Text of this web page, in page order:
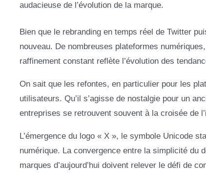
audacieuse de l’évolution de la marque.
Bien que le rebranding en temps réel de Twitter
nouveau. De nombreuses plateformes
raffinement constant reflète l’évolution des
On sait que les refontes, en particulier pour les
utilisateurs. Qu’il s’agisse de nostalgie pour un
entreprises se retrouvent souvent à la croisée de
L’émergence du logo « X », le symbole Unicode
numérique. La convergence entre la simplicité du
marques d’aujourd’hui doivent relever le défi de